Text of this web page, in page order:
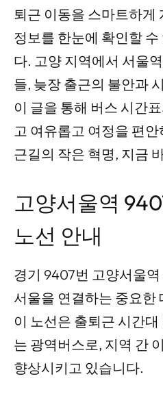
퇴근 이동을 스마트하게
정보를 한눈에 확인할
다. 고양 지역에서 서울
들, 늦장 출근의 불안과
이 글을 통해 버스 시간
고 여유롭고 여정을 편
근길의 작은 혁명, 지금
고양서울역
노선 안내
경기 9407번 고양서울
서울을 연결하는 중요한
이 노선은 출퇴근 시간
는 광역버스로, 지역 간
향상시키고 있습니다.